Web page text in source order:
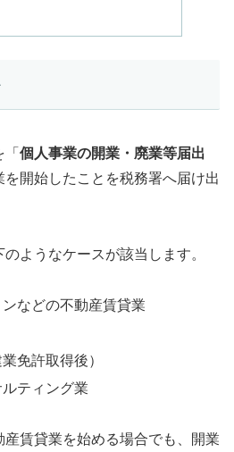
個人事業の開業・廃業等届出
を開始したことを税務署へ届け出
ようなケースが該当します。
などの不動産賃貸業
免許取得後）
ティング業
賃貸業を始める場合でも、開業